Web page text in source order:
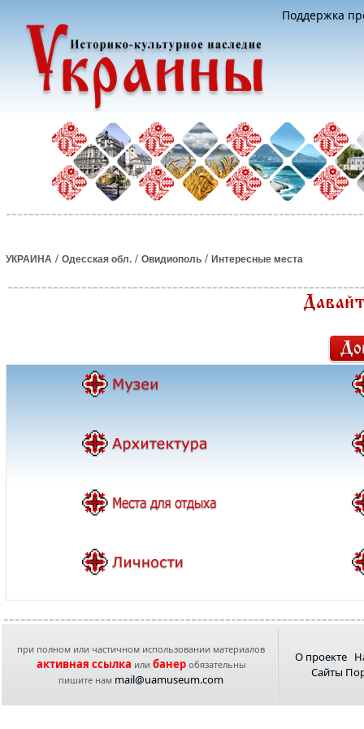
Поддержка
УКРАИНА / Одесская обл. / Овидиополь / Интересные места
при полном или частичном использовании материалов
активная ссылка или банеробязательны
пишите нам mail@uamuseum.com
О проекте
Сайты